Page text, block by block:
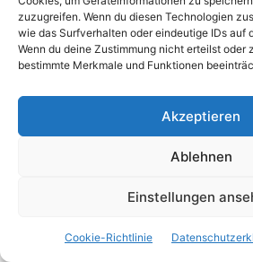
zuzugreifen. Wenn du diesen Technologien
wie das Surfverhalten oder eindeutige IDs auf
Wenn du deine Zustimmung nicht erteilst oder
bestimmte Merkmale und Funktionen
Akzeptieren
Ablehnen
Einstellungen
Cookie-Richtlinie
Gründe, warum ein Besuch der
lohnenswertes Erlebnis ist:
Historische Bedeutung: Aperlai
in Lykien und hat gut erhaltene
Überreste von Gebäuden,
: Die antike
Wanderwegen erreicht werden